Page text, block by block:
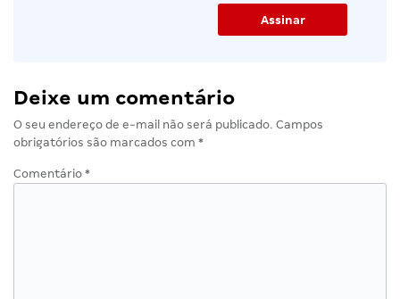
Deixe um comentário
O seu endereço de e-mail não será publicado. Campos
obrigatórios são marcados com *
Comentário *